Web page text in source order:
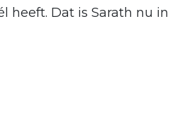
heeft. Dat is Sarath nu in